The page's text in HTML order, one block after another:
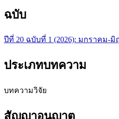
ฉบับ
ปีที่ 20 ฉบับที่ 1 (2026): มกราคม-มิ
ประเภทบทความ
บทความวิจัย
สัญญาอนุญาต